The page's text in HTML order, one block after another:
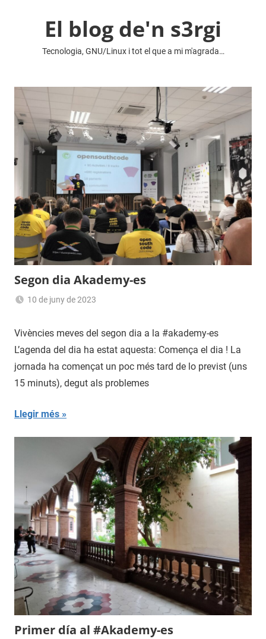
El blog de'n s3rgi
Tecnologia, GNU/Linux i tot el que a mi m'agrada…
Segon dia Akademy-es
10 de juny de 2023
Vivències meves del segon dia a la #akademy-es
L’agenda del dia ha estat aquesta: Comença el dia ! La
jornada ha començat un poc més tard de lo previst (uns
15 minuts), degut als problemes
Llegir més
Primer día al #Akademy-es